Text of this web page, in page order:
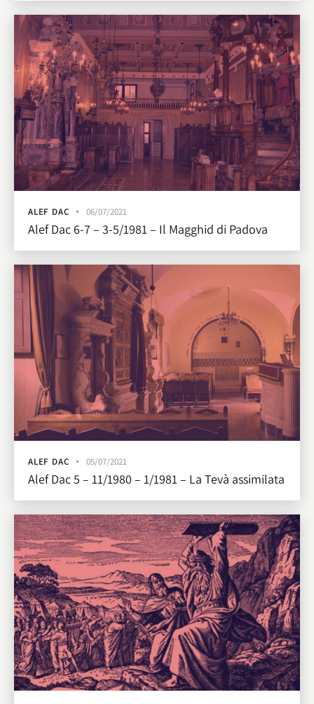
ALEF DAC 06/07/2021
Alef Dac 6-7 – 3-5/1981 – Il Magghid di Padova
ALEF DAC 05/07/2021
Alef Dac 5 – 11/1980 – 1/1981 – La Tevà assimilata